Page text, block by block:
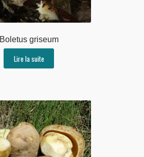
Boletus griseum
Lire la suite